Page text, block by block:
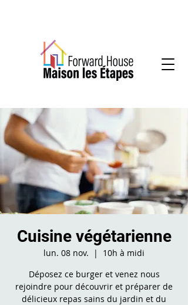
Cuisine végétarienne
lun. 08 nov.
  |
10h à midi
Déposez ce burger et venez nous
rejoindre pour découvrir et préparer de
délicieux repas sains du jardin et du